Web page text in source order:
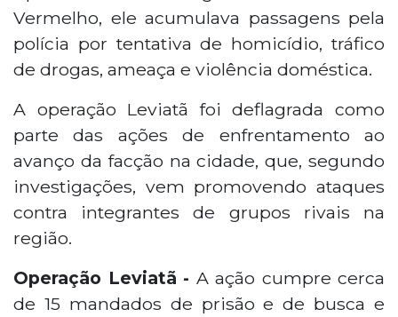
Vermelho, ele acumulava passagens pela
polícia por tentativa de homicídio, tráfico
de drogas, ameaça e violência doméstica.
A operação Leviatã foi deflagrada como
parte das ações de enfrentamento ao
avanço da facção na cidade, que, segundo
investigações, vem promovendo ataques
contra integrantes de grupos rivais na
região.
Operação Leviatã - A ação cumpre cerca
de 15 mandados de prisão e de busca e